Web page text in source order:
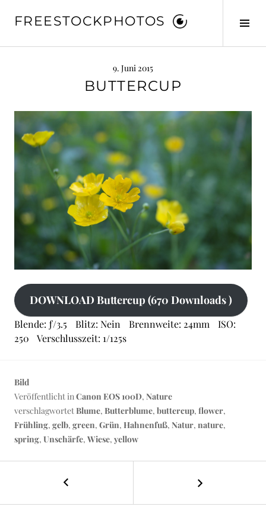
zumFREESTOCKPHOTOS
9. Juni 2015
BUTTERCUP
DOWNLOAD Buttercup (670 Downloads )
Blende: ƒ/3.5 Blitz: Nein Brennweite: 24mm
ISO:
250
Verschlusszeit: 1/125s
Bild
Veröffentlicht in Canon EOS 100D, Nature
verschlagwortetBlume, Butterblume, buttercup, flower,
Frühling, gelb, green, Grün, Hahnenfuß, Natur, nature,
spring, Unschärfe, Wiese, yellow
BEITRAGS-
NAVIGATION